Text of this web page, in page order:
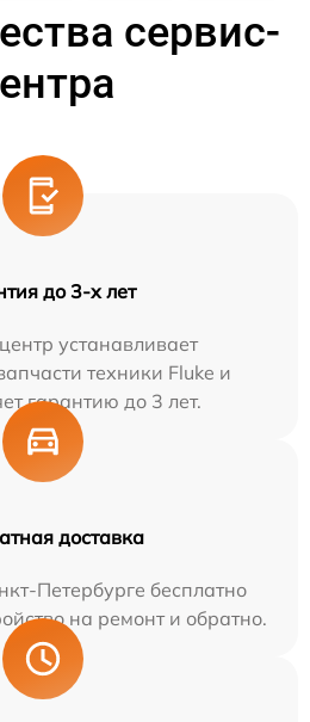
сервис-
до 3-х лет
устанавливает
техники Fluke и
гарантию до 3 лет.
доставка
Петербурге бесплатно
на ремонт и обратно.